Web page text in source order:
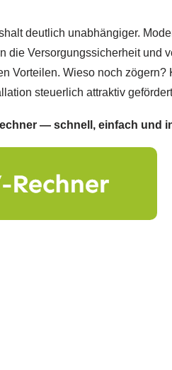
deutlich unabhängiger.
die Versorgungssicherheit und
Vorteilen. Wieso noch zögern?
steuerlich attraktiv
— schnell, einfach und